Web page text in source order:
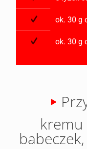
ok. 30 g
ok. 30 g
kremu